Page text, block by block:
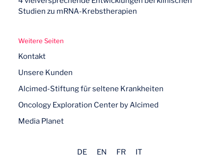
Studien zu mRNA-Krebstherapien
Weitere Seiten
Kontakt
Unsere Kunden
Alcimed-Stiftung für seltene Krankheiten
Oncology Exploration Center by Alcimed
Media Planet
DE EN FR IT